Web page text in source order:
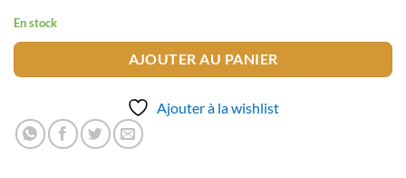
En stock
AJOUTER AU PANIER
Ajouter à la wishlist